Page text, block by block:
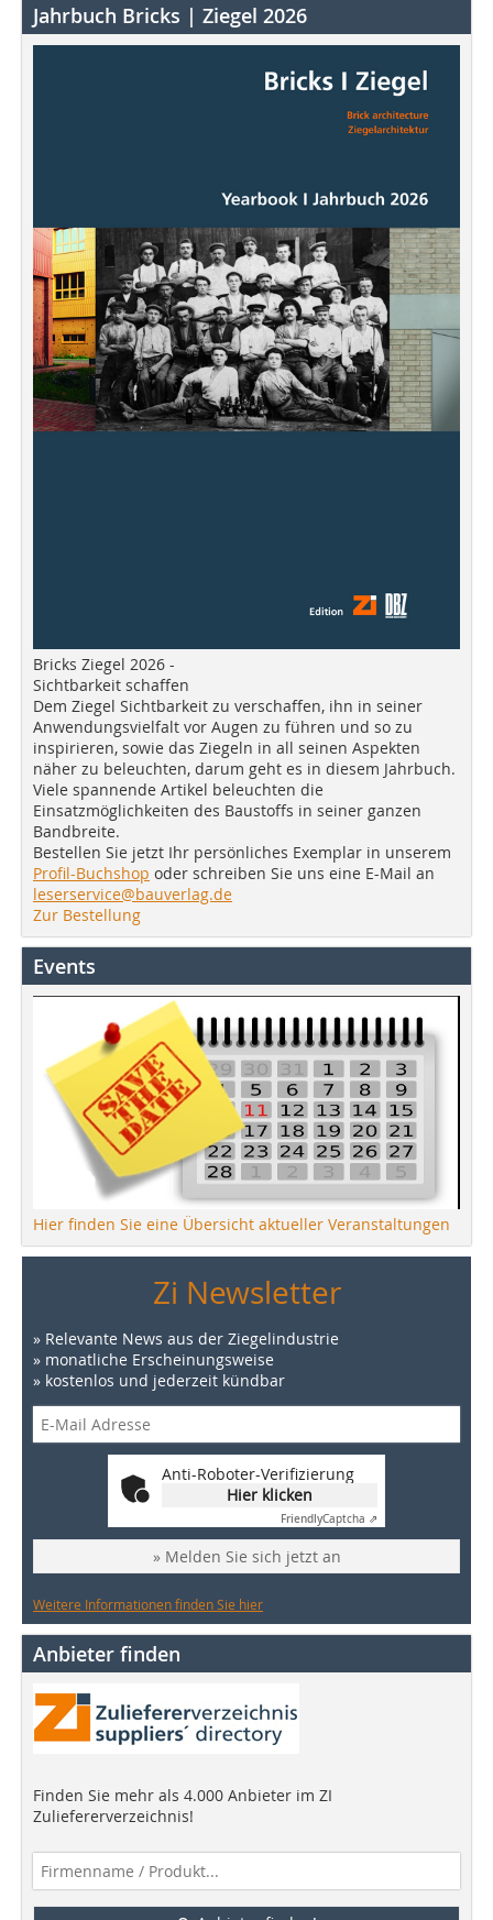
Jahrbuch Bricks | Ziegel 2026
Bricks Ziegel 2026 -
Sichtbarkeit schaffen
Dem Ziegel Sichtbarkeit zu verschaffen, ihn in seiner
Anwendungsvielfalt vor Augen zu führen und so zu
inspirieren, sowie das Ziegeln in all seinen Aspekten
näher zu beleuchten, darum geht es in diesem Jahrbuch.
Viele spannende Artikel beleuchten die
Einsatzmöglichkeiten des Baustoffs in seiner ganzen
Bandbreite.
Bestellen Sie jetzt Ihr persönliches Exemplar in unserem
Profil-Buchshop oder schreiben Sie uns eine E-Mail an
leserservice@bauverlag.de
Zur Bestellung
Events
Hier finden Sie eine Übersicht aktueller Veranstaltungen
Zi Newsletter
» Relevante News aus der Ziegelindustrie
» monatliche Erscheinungsweise
» kostenlos und jederzeit kündbar
Anti-Roboter-Verifizierung
Hier klicken
FriendlyCaptcha ⇗
» Melden Sie sich jetzt an
Weitere Informationen finden Sie hier
Anbieter finden
Finden Sie mehr als 4.000 Anbieter im ZI
Zuliefererverzeichnis!